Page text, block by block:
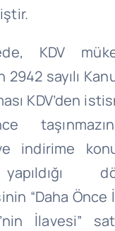
KDV
2942 sayılı
KDV’den
indirime
“Daha Önce
İlavesi”